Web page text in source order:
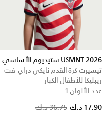
USMNT 2026 ستيديوم الأساسي
تيشيرت كرة القدم نايكي دراي-فت
ريبليكا للأطفال الكبار
عدد الألوان 1
Price reduced from
36.75 د.ك to 17.90 د.ك